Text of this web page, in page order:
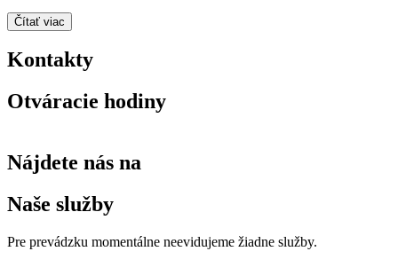
Čítať viac
Kontakty
Otváracie hodiny
Nájdete nás na
Naše služby
Pre prevádzku momentálne neevidujeme žiadne služby.